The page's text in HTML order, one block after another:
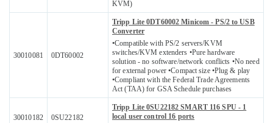
KVM)
30010081 0DT60002
Tripp Lite 0DT60002 Minicom - PS/2 to USB
Converter
•Compatible with PS/2 servers/KVM
switches/KVM extenders •Pure hardware
solution - no software/network conflicts •No need
for external power •Compact size •Plug & play
•Compliant with the Federal Trade Agreements
Act (TAA) for GSA Schedule purchases
30010182 0SU22182
Tripp Lite 0SU22182 SMART 116 SPU - 1
local user control 16 ports